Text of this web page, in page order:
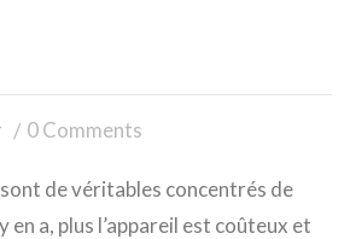
0 Comments
de véritables concentrés de
en a, plus l’appareil est coûteux et